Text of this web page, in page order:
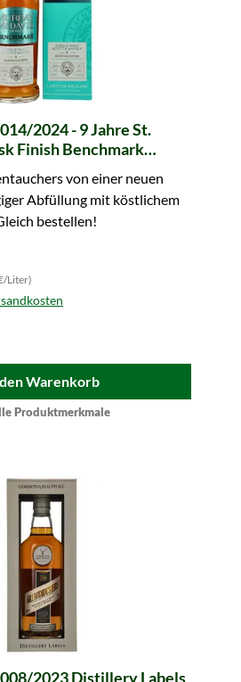
2024 - 9 Jahre St.
Finish Benchmark
von einer neuen
Abfüllung mit köstlichem
bestellen!
Liter)
Warenkorb
Produktmerkmale
2023 Distillery Labels